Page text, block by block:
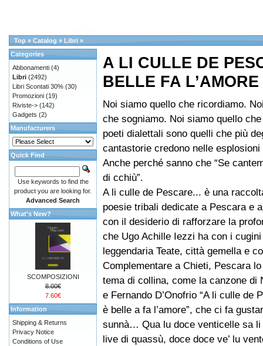
Top » Catalog » Libri »
A LI CULLE DE
BELLE FA L’AMORE
Noi siamo quello che ricordiamo.
che sogniamo. Noi siamo quello
poeti dialettali sono quelli che più
cantastorie credono nelle
Anche perché sanno che “Se
di cchiù”.
A li culle de Pescare... è una
poesie tribali dedicate a Pescara e
con il desiderio di rafforzare la
che Ugo Achille Iezzi ha con i cugini
leggendaria Teate, città gemella e
Complementare a Chieti, Pescara
tema di collina, come la canzone di
e Fernando D’Onofrio “A li culle de
è belle a fa l’amore”, che ci fa
sunnà… Qua lu doce venticelle sa li
live di quassù, doce doce ve’ lu
Categories
Abbonamenti (4)
Libri (2492)
Libri Scontati 30% (30)
Promozioni (19)
Riviste-> (142)
Gadgets (2)
Manufacturers
Quick Find
Use keywords to find the
product you are looking for.
Advanced Search
What's New?
SCOMPOSIZIONI
8.00€
7.60€
Information
Shipping & Returns
Privacy Notice
Conditions of Use